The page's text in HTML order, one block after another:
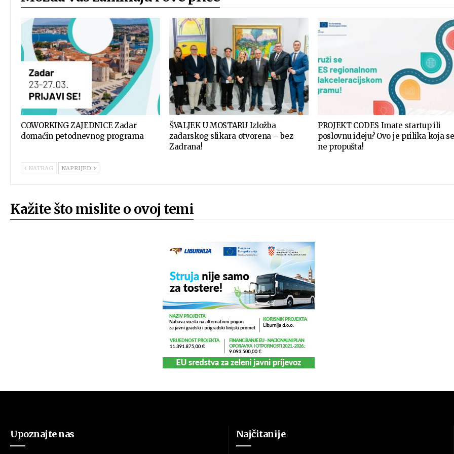
COWORKING ZAJEDNICE Zadar
domaćin petodnevnog programa
ŠVALJEK U MOSTARU Izložba
zadarskog slikara otvorena – bez
Zadrana!
PROJEKT CODES Imate startup ili
poslovnu ideju? Ovo je prilika koja se
ne propušta!
NATRAG NAPRIJED
Kažite što mislite o ovoj temi
Upoznajte nas Najčitanije